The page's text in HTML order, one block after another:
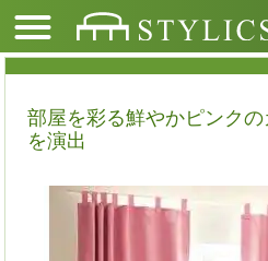
部屋を彩る鮮やかピンク
を演出